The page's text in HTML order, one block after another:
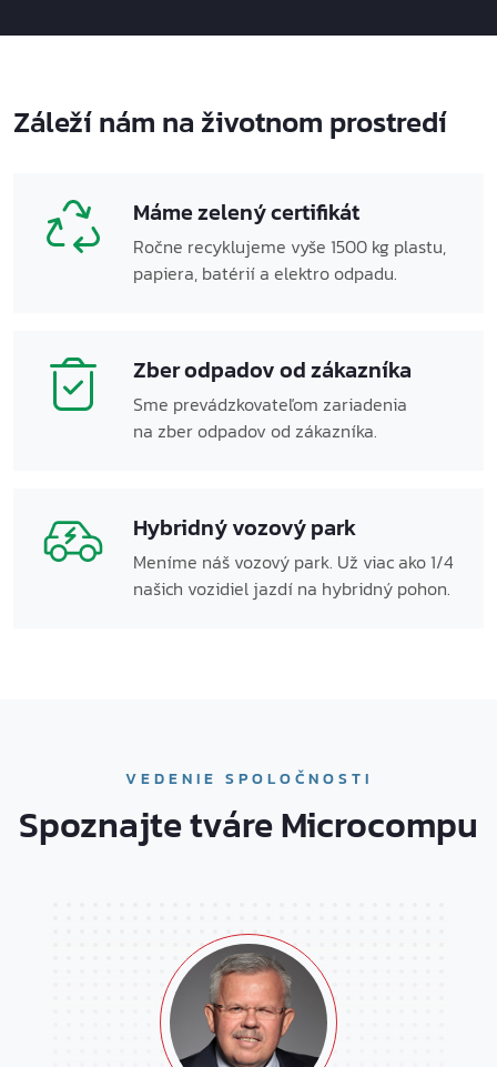
Záleží nám na životnom prostredí
Máme zelený certifikát
Ročne recyklujeme vyše 1500 kg plastu,
papiera, batérií a elektro odpadu.
Zber odpadov od zákazníka
Sme prevádzkovateľom zariadenia
na zber odpadov od zákazníka.
Hybridný vozový park
Meníme náš vozový park. Už viac ako 1/4
našich vozidiel jazdí na hybridný pohon.
VEDENIE SPOLOČNOSTI
Spoznajte tváre Microcompu